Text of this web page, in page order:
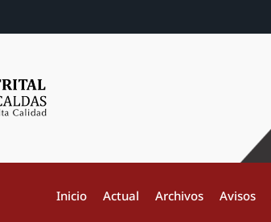
Inicio Actual Archivos Avisos